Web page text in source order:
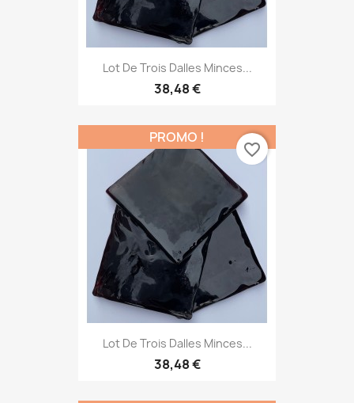
Lot De Trois Dalles Minces...
38,48 €
Lot De Trois Dalles Minces...
38,48 €
PROMO !
favorite_border